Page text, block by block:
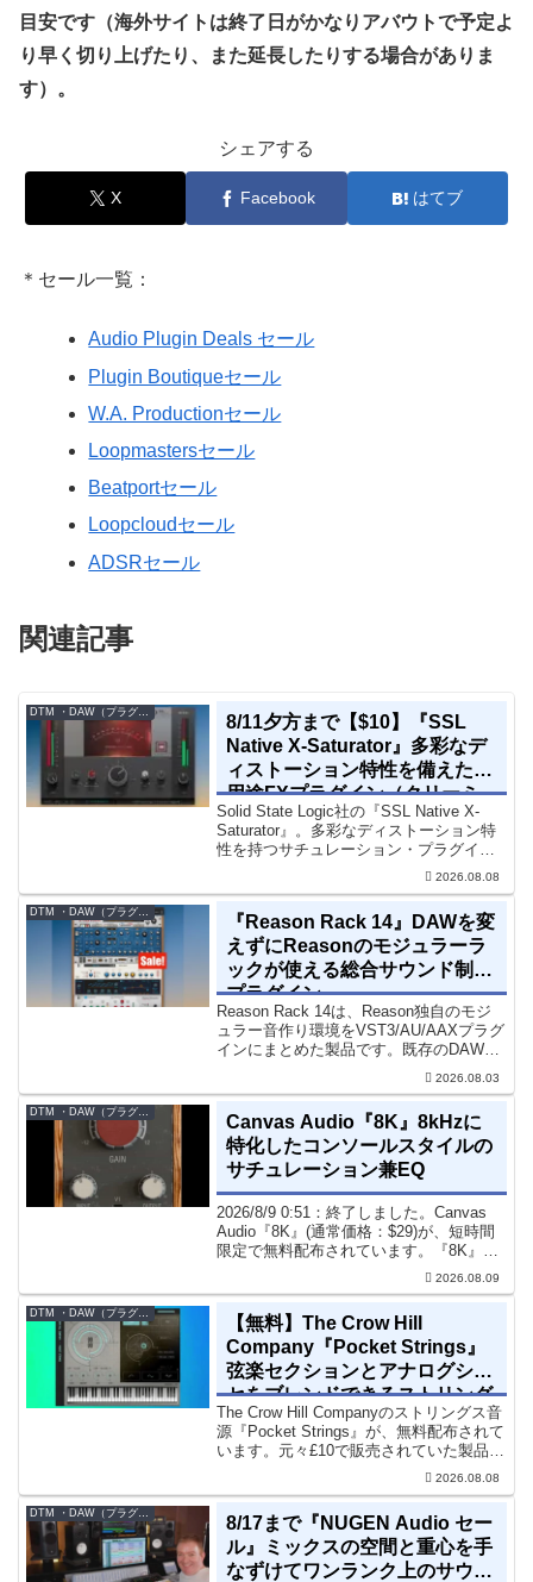
目安です（海外サイトは終了日がかなりアバウトで予定よ
り早く切り上げたり、また延長したりする場合がありま
す）。
シェアする
X Facebook はてブ
＊セール一覧：
Audio Plugin Deals セール
Plugin Boutiqueセール
W.A. Productionセール
Loopmastersセール
Beatportセール
Loopcloudセール
ADSRセール
関連記事
8/11夕方まで【$10】『SSL
Native X-Saturator』多彩なデ
ィストーション特性を備えた多
用途FXプラグイン（クリーミ
ィ＆ウォームなサウンド）
Solid State Logic社の『SSL Native X-
Saturator』。多彩なディストーション特
性を持つサチュレーション・プラグイン
です。音楽制作者、エンジニアの間でも
2026.08.08
『Reason Rack 14』DAWを変
えずにReasonのモジュラーラ
ックが使える総合サウンド制作
プラグイン
Reason Rack 14は、Reason独自のモジ
ュラー音作り環境をVST3/AU/AAXプラグ
インにまとめた製品です。既存のDAWを
乗り換えることなく、68種類のシンセや
エフェクト、CV配線をそのままトラック
2026.08.03
DTM ・DAW（プラグイン、シンセなど）のセール情報
Canvas Audio『8K』8kHzに
特化したコンソールスタイルの
サチュレーション兼EQ
2026/8/9 0:51：終了しました。Canvas
Audio『8K』(通常価格：$29)が、短時間
限定で無料配布されています。『8K』
は、手軽に高域の存在感とアナログ的な
質感をミックスに加えることができる
2026.08.09
【無料】The Crow Hill
Company『Pocket Strings』
弦楽セクションとアナログシン
セをブレンドできるストリング
ス音源プラグイン
The Crow Hill Companyのストリングス音
源『Pocket Strings』が、無料配布されて
います。元々£10で販売されていた製品で
す。『Pocket Strings』についてPocket
2026.08.08
8/17まで『NUGEN Audio セー
ル』ミックスの空間と重心を手
なずけてワンランク上のサウン